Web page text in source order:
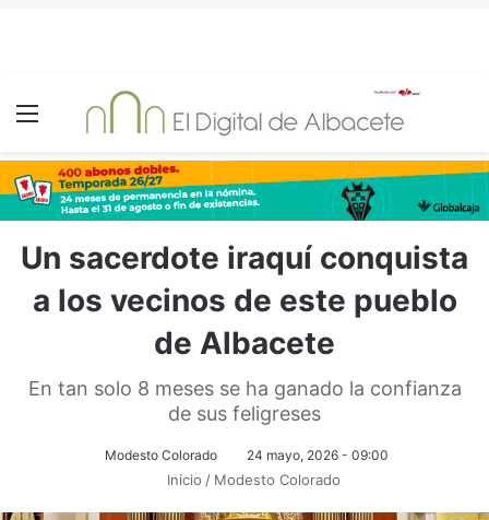
Menú
Un sacerdote iraquí conquista
a los vecinos de este pueblo
de Albacete
En tan solo 8 meses se ha ganado la confianza
de sus feligreses
Modesto Colorado 24 mayo, 2026 - 09:00
Inicio / Modesto Colorado